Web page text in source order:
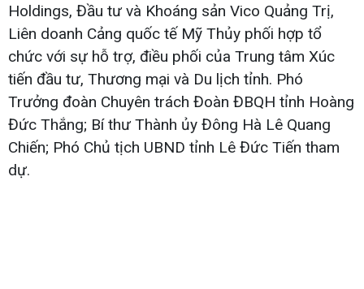
Holdings, Đầu tư và Khoáng sản Vico Quảng Trị,
Liên doanh Cảng quốc tế Mỹ Thủy phối hợp tổ
chức với sự hỗ trợ, điều phối của Trung tâm Xúc
tiến đầu tư, Thương mại và Du lịch tỉnh. Phó
Trưởng đoàn Chuyên trách Đoàn ĐBQH tỉnh Hoàng
Đức Thắng; Bí thư Thành ủy Đông Hà Lê Quang
Chiến; Phó Chủ tịch UBND tỉnh Lê Đức Tiến tham
dự.